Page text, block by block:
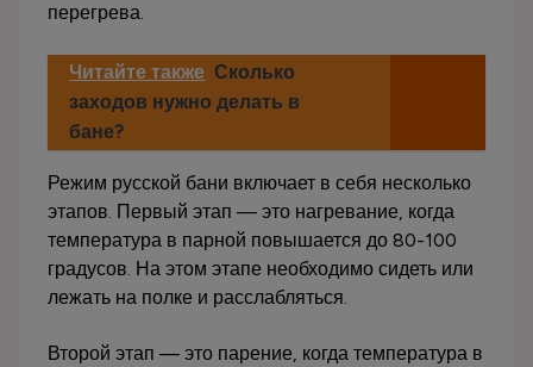
перегрева.
Читайте также Сколько
заходов нужно делать в
бане?
Режим русской бани включает в себя несколько
этапов. Первый этап — это нагревание, когда
температура в парной повышается до 80-100
градусов. На этом этапе необходимо сидеть или
лежать на полке и расслабляться.
Второй этап — это парение, когда температура в